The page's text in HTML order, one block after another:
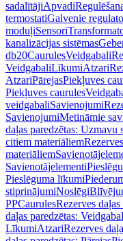
sadalītājiApvadi
termostatiGalvenie
moduļiSensori
kanalizācijas sistēmas
db20CaurulesVeidgabali
VeidgabaliLīkumiAtzari
AtzariPārejasPiekļuves
Piekļuves caurules
veidgabaliSavienojumi
SavienojumiMetināmie
daļas paredzētas: Uzmavu
citiem materiāliem
materiāliem
Savienotājelementi
Pieslēguma līkumi
stiprinājumiNoslēgi
PPCaurulesRezerves
daļas paredzētas:
LīkumiAtzariRezerves